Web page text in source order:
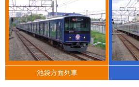
池袋方面列車